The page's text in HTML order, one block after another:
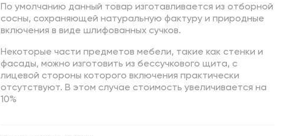
По умолчанию данный товар изготавливается из отборной
сосны, сохраняющей натуральную фактуру и природные
включения в виде шлифованных сучков.
Некоторые части предметов мебели, такие как стенки и
фасады, можно изготовить из бессучкового щита, с
лицевой стороны которого включения практически
отсутствуют. В этом случае стоимость увеличивается на
10%